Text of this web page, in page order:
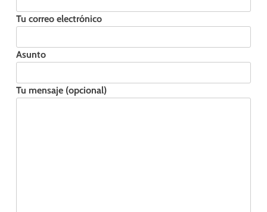
Tu correo electrónico
Asunto
Tu mensaje (opcional)